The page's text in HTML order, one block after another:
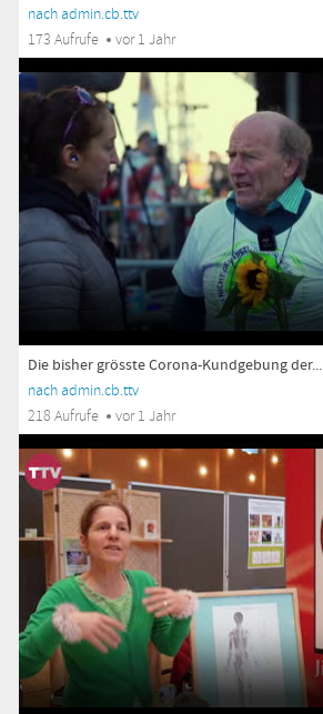
nach admin.cb.ttv
173 Aufrufe
vor 1 Jahr
Die bisher grösste Corona-Kundgebung der...
nach admin.cb.ttv
218 Aufrufe
vor 1 Jahr